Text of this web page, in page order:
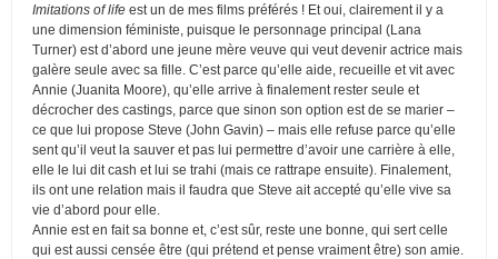
Imitations of life est un de mes films préférés ! Et oui, clairement il y a
une dimension féministe, puisque le personnage principal (Lana
Turner) est d’abord une jeune mère veuve qui veut devenir actrice mais
galère seule avec sa fille. C’est parce qu’elle aide, recueille et vit avec
Annie (Juanita Moore), qu’elle arrive à finalement rester seule et
décrocher des castings, parce que sinon son option est de se marier –
ce que lui propose Steve (John Gavin) – mais elle refuse parce qu’elle
sent qu’il veut la sauver et pas lui permettre d’avoir une carrière à elle,
elle le lui dit cash et lui se trahi (mais ce rattrape ensuite). Finalement,
ils ont une relation mais il faudra que Steve ait accepté qu’elle vive sa
vie d’abord pour elle.
Annie est en fait sa bonne et, c’est sûr, reste une bonne, qui sert celle
qui est aussi censée être (qui prétend et pense vraiment être) son amie.